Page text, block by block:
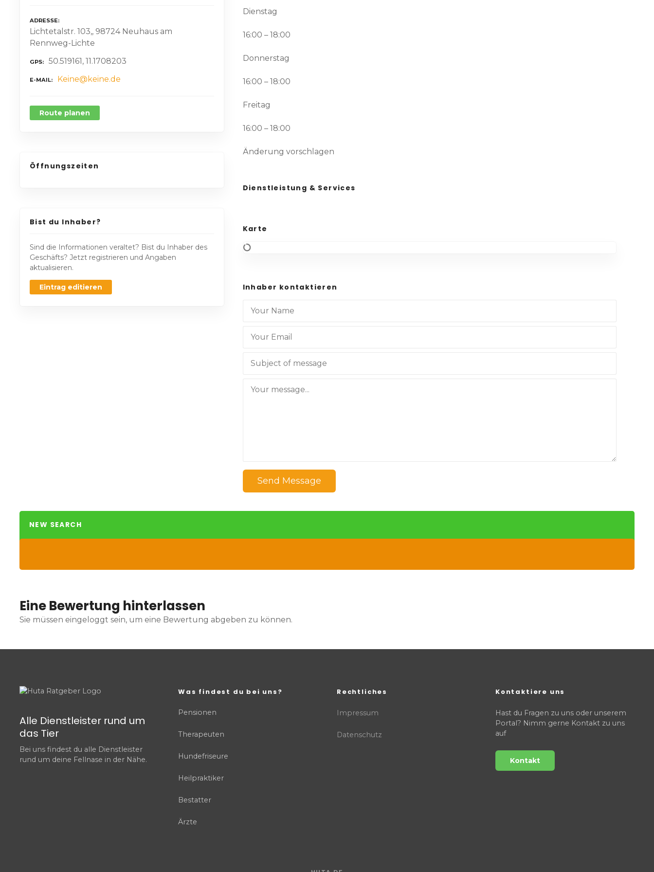
ADRESSE
Lichtetalstr. 103,, 98724 Neuhaus am
Rennweg-Lichte
GPS 50.519161, 11.1708203
E-MAIL Keine@keine.de
Route planen
Öffnungszeiten
Bist du Inhaber?
Sind die Informationen veraltet? Bist du Inhaber des
Geschäfts? Jetzt registrieren und Angaben
aktualisieren.
Eintrag editieren
Dienstag
16:00 – 18:00
Donnerstag
16:00 – 18:00
Freitag
16:00 – 18:00
Änderung vorschlagen
Dienstleistung & Services
Karte
Inhaber kontaktieren
Send Message
NEW SEARCH
Eine Bewertung hinterlassen
Sie müssen eingeloggt sein, um eine Bewertung abgeben zu können.
Alle Dienstleister rund um
das Tier
Bei uns findest du alle Dienstleister
rund um deine Fellnase in der Nähe.
Was findest du bei uns?
Pensionen
Therapeuten
Hundefriseure
Heilpraktiker
Bestatter
Ärzte
Rechtliches
Impressum
Datenschutz
Kontaktiere uns
Hast du Fragen zu uns oder unserem
Portal? Nimm gerne Kontakt zu uns
auf
Kontakt